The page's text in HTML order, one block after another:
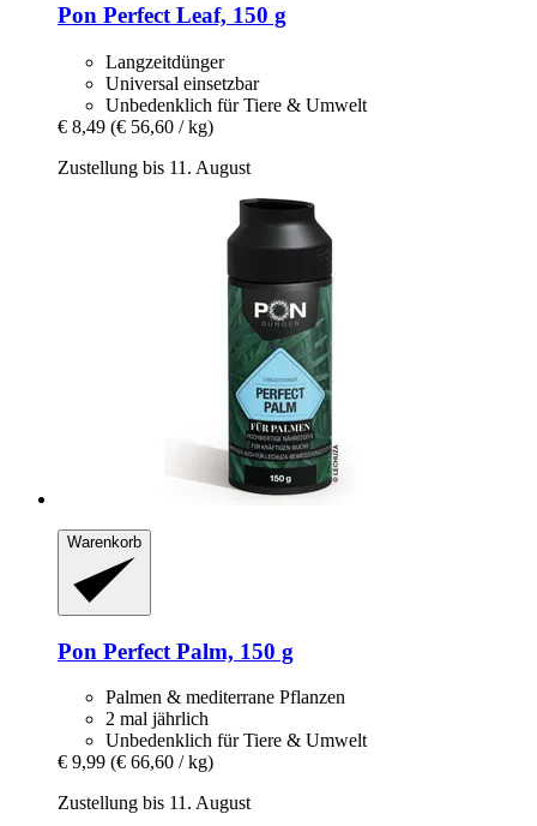
Pon Perfect Leaf, 150 g
Langzeitdünger
Universal einsetzbar
Unbedenklich für Tiere & Umwelt
€ 8,49 (€ 56,60 / kg)
Zustellung bis 11. August
Warenkorb
Pon Perfect Palm, 150 g
Palmen & mediterrane Pflanzen
2 mal jährlich
Unbedenklich für Tiere & Umwelt
€ 9,99 (€ 66,60 / kg)
Zustellung bis 11. August